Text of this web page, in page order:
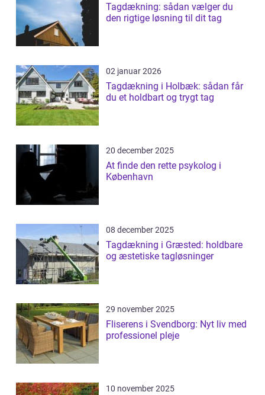
Tagdækning: sådan vælger du
den rigtige løsning til dit tag
02 januar 2026
Tagdækning i Holbæk: sådan får
du et holdbart og trygt tag
20 december 2025
At finde den rette psykolog i
København
08 december 2025
Tagdækning i Græsted: holdbare
og æstetiske tagløsninger
29 november 2025
Fliserens i Svendborg: Nyt liv med
professionel pleje
10 november 2025